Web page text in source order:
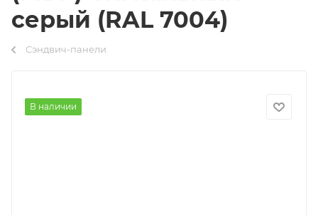
серый (RAL 7004)
Сэндвич-панели
В наличии